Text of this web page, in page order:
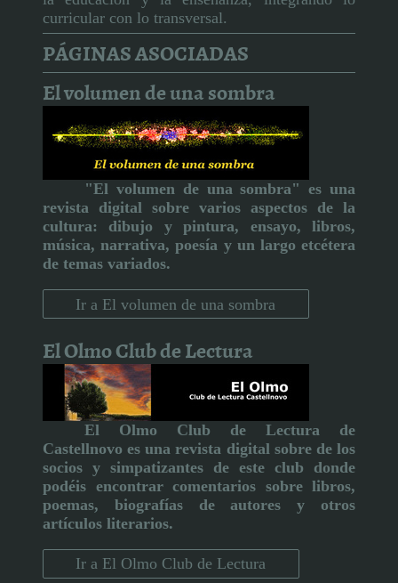
curricular con lo transversal.
PÁGINAS ASOCIADAS
El volumen de una sombra
"El volumen de una sombra" es una
revista digital sobre varios aspectos de la
cultura:
dibujo y pintura, ensayo, libros,
música, narrativa, poesía y un largo etcétera
de temas variados.
Ir a El volumen de una sombra
El Olmo Club de Lectura
El Olmo Club de Lectura de
Castellnovo es una revista digital sobre de los
socios y simpatizantes de este club donde
podéis encontrar comentarios sobre libros,
poemas, biografías de autores y otros
artículos literarios.
Ir a El Olmo Club de Lectura